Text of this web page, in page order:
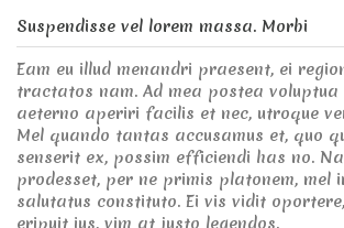
Suspendisse vel lorem massa. Morbi
Eam eu illud menandri praesent, ei
tractatos nam. Ad mea postea voluptua
aeterno aperiri facilis et nec, utroque
Mel quando tantas accusamus et, quo
senserit ex, possim efficiendi has no.
prodesset, per ne primis platonem, mel
salutatus constituto. Ei vis vidit
eripuit ius, vim at justo legendos.